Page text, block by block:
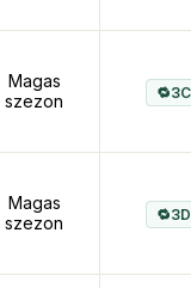
Magas
szezon
3C
Magas
szezon
3D